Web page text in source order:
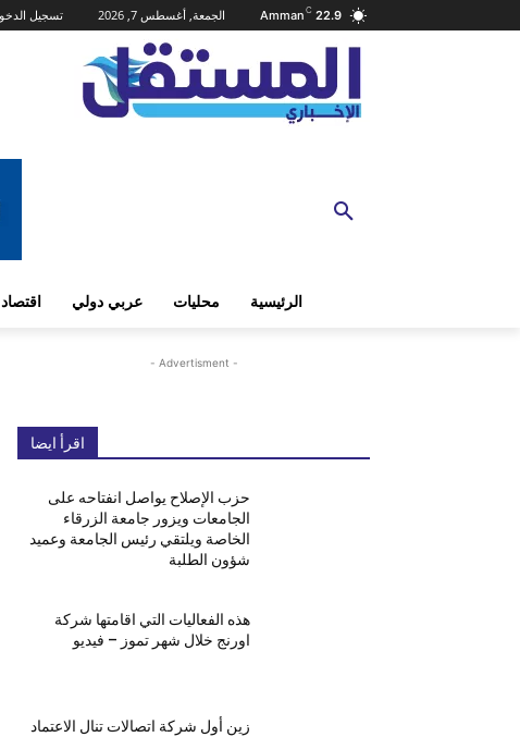
22.9
C
Amman الجمعة, أغسطس 7, 2026 تسجيل
الرئيسية محليات عربي دولي اقتصاد
- Advertisment -
اقرأ ايضا
حزب الإصلاح يواصل انفتاحه على
الجامعات ويزور جامعة الزرقاء
الخاصة ويلتقي رئيس الجامعة وعميد
شؤون الطلبة
هذه الفعاليات التي اقامتها شركة
اورنج خلال شهر تموز – فيديو
زين أول شركة اتصالات تنال الاعتماد